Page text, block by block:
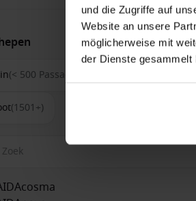
und die Zugriffe auf
Website an unsere
möglicherweise mit
der Dienste gesammelt
(< 500 Passagiers)
(1501+)